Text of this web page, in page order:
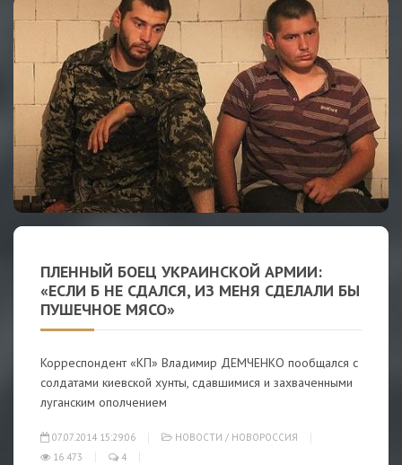
ПЛЕННЫЙ БОЕЦ УКРАИНСКОЙ АРМИИ:
«ЕСЛИ Б НЕ СДАЛСЯ, ИЗ МЕНЯ СДЕЛАЛИ БЫ
ПУШЕЧНОЕ МЯСО»
Корреспондент «КП» Владимир ДЕМЧЕНКО пообщался с
солдатами киевской хунты, сдавшимися и захваченными
луганским ополчением
07.07.2014 15:29:06 НОВОСТИ / НОВОРОССИЯ
16 473
4